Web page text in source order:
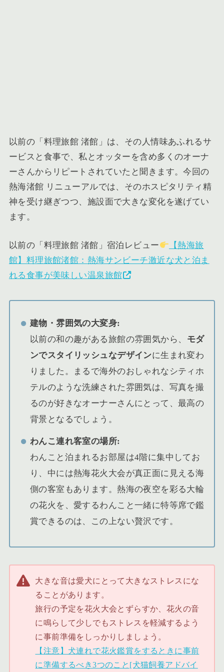
以前の「料理旅館 渚館」は、その人情味あふれるサ
ービスと食事で、私とオッターを含め多くのオーナ
ーさんからリピートされていたと聞きます。今回の
熱海渚館 リニューアルでは、そのホスピタリティ精
神を受け継ぎつつ、施設面で大きな変化を遂げてい
ます。
以前の「料理旅館 渚館」宿泊レビュー
【熱海旅
館】料理旅館渚館：熱海サンビーチ激近な犬と泊ま
れる食事が美味しい温泉旅館
建物・雰囲気の大変身:
以前の和の趣がある旅館の雰囲気から、 モダ
ンでスタイリッシュなデザインに生まれ変わ
りました。まるで海外のおしゃれなシティホ
テルのような洗練された雰囲気は、写真を撮
るのが好きなオーナーさんにとって、最高の
背景となるでしょう。
わんこ連れ客室の場所:
わんこと泊まれるお部屋は4階に集中してお
り、中には熱海花火大会が真正面に見える海
側の客室もあります。熱海の夜空を彩る大輪
の花火を、愛するわんこと一緒に特等席で鑑
賞できるのは、この上ない贅沢です。
大きな音は愛犬にとって大きなストレスにな
ることがあります。
旅行の予定を花火大会とずらすか、花火の音
に鳴らして少しでもストレスを軽減するよう
に事前準備をしっかりしましょう。
【注意】犬連れで花火鑑賞をするときに事前
に準備するべき3つのこと[犬猫飼養アドバイ